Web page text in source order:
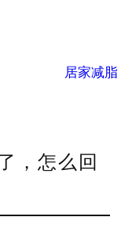
居家减脂
，怎么回